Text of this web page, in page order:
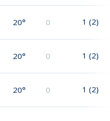
20° 0 1 (2)
20° 0 1 (2)
20° 0 1 (2)